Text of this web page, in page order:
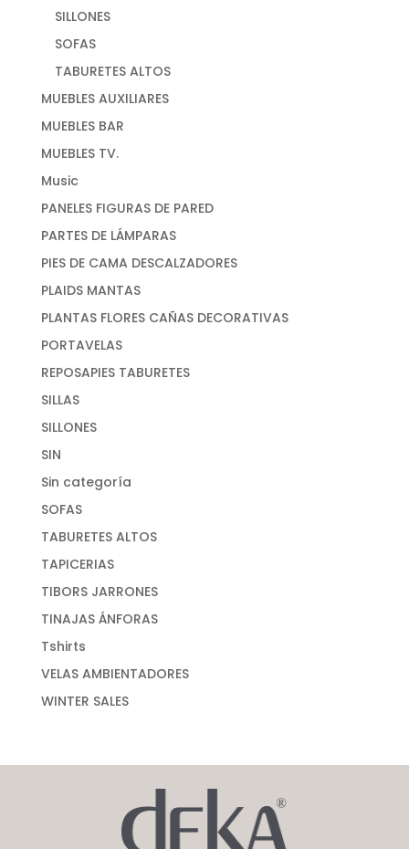
SILLONES
SOFAS
TABURETES ALTOS
MUEBLES AUXILIARES
MUEBLES BAR
MUEBLES TV.
Music
PANELES FIGURAS DE PARED
PARTES DE LÁMPARAS
PIES DE CAMA DESCALZADORES
PLAIDS MANTAS
PLANTAS FLORES CAÑAS DECORATIVAS
PORTAVELAS
REPOSAPIES TABURETES
SILLAS
SILLONES
SIN
Sin categoría
SOFAS
TABURETES ALTOS
TAPICERIAS
TIBORS JARRONES
TINAJAS ÁNFORAS
Tshirts
VELAS AMBIENTADORES
WINTER SALES